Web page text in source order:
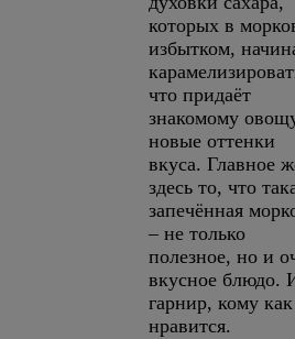
которых в
избытком,
что придаёт
знакомому
новые оттенки
вкуса. Главное
здесь то, что
запечённая
– не только
полезное, но и
вкусное блюдо.
гарнир, кому как
нравится.